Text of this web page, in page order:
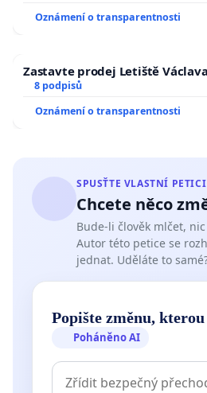
Oznámení o transparentnosti
Zastavte prodej Letiště
8 podpisů
Oznámení o transparentnosti
SPUSŤTE VLASTNÍ PETICI
Chcete něco
Bude-li člověk mlčet,
Autor této petice se
jednat. Uděláte to
Popište změnu,
Poháněno AI